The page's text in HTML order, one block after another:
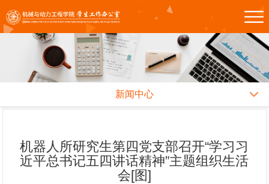
新闻中心
机器人所研究生第四党支部召开“学习习
近平总书记五四讲话精神”主题组织生活
会[图]